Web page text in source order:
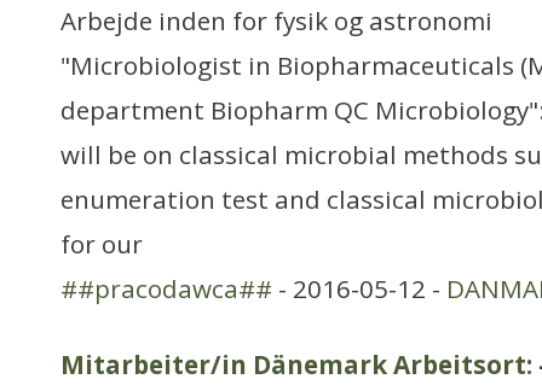
Arbejde inden for fysik og astronomi
"Microbiologist in Biopharmaceuticals
department Biopharm QC
will be on classical microbial methods
enumeration test and classical
for our
##pracodawca## - 2016-05-12 -
Mitarbeiter/in Dänemark Arbeitsort: